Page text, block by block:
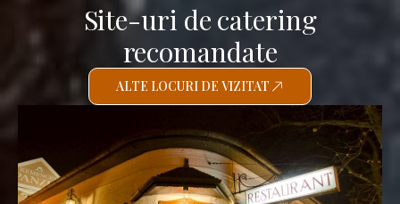
Site-uri de catering
recomandate
ALTE LOCURI DE VIZITAT